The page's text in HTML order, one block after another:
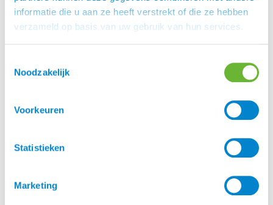
informatie die u aan ze heeft verstrekt of die ze hebben
verzameld op basis van uw gebruik van hun services.
Noodzakelijk
Voorkeuren
Statistieken
Marketing
formulering is PruZenn bijzonder geschikt voor
langdurig en preventief gebruik tijdens het
een geïntegreerde aanpak in het seizoen van
zomereczeem. Kies voor PruZenn en geef uw
“Na 15 verschillende soorten geprobeerd te
“